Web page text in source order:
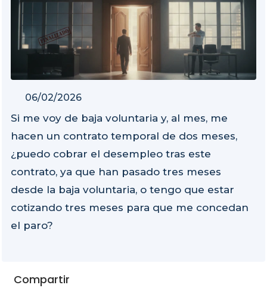
06/02/2026
Si me voy de baja voluntaria y, al mes, me
hacen un contrato temporal de dos meses,
¿puedo cobrar el desempleo tras este
contrato, ya que han pasado tres meses
desde la baja voluntaria, o tengo que estar
cotizando tres meses para que me concedan
el paro?
Compartir